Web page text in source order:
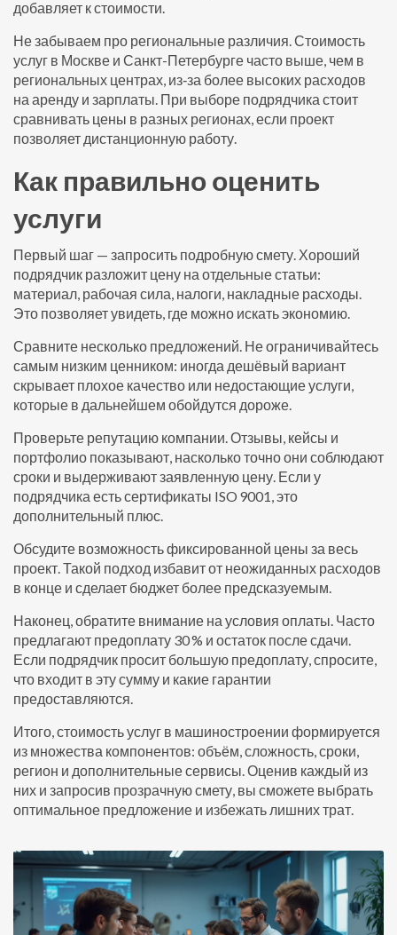
добавляет к стоимости.
Не забываем про региональные различия. Стоимость
услуг в Москве и Санкт-Петербурге часто выше, чем в
региональных центрах, из‑за более высоких расходов
на аренду и зарплаты. При выборе подрядчика стоит
сравнивать цены в разных регионах, если проект
позволяет дистанционную работу.
Как правильно оценить
услуги
Первый шаг — запросить подробную смету. Хороший
подрядчик разложит цену на отдельные статьи:
материал, рабочая сила, налоги, накладные расходы.
Это позволяет увидеть, где можно искать экономию.
Сравните несколько предложений. Не ограничивайтесь
самым низким ценником: иногда дешёвый вариант
скрывает плохое качество или недостающие услуги,
которые в дальнейшем обойдутся дороже.
Проверьте репутацию компании. Отзывы, кейсы и
портфолио показывают, насколько точно они соблюдают
сроки и выдерживают заявленную цену. Если у
подрядчика есть сертификаты ISO 9001, это
дополнительный плюс.
Обсудите возможность фиксированной цены за весь
проект. Такой подход избавит от неожиданных расходов
в конце и сделает бюджет более предсказуемым.
Наконец, обратите внимание на условия оплаты. Часто
предлагают предоплату 30 % и остаток после сдачи.
Если подрядчик просит большую предоплату, спросите,
что входит в эту сумму и какие гарантии
предоставляются.
Итого, стоимость услуг в машиностроении формируется
из множества компонентов: объём, сложность, сроки,
регион и дополнительные сервисы. Оценив каждый из
них и запросив прозрачную смету, вы сможете выбрать
оптимальное предложение и избежать лишних трат.